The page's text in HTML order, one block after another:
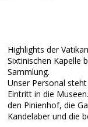
Highlights der
Sixtinischen Kapelle
Sammlung.
Unser Personal
Eintritt in die
den Pinienhof, die
Kandelaber und die